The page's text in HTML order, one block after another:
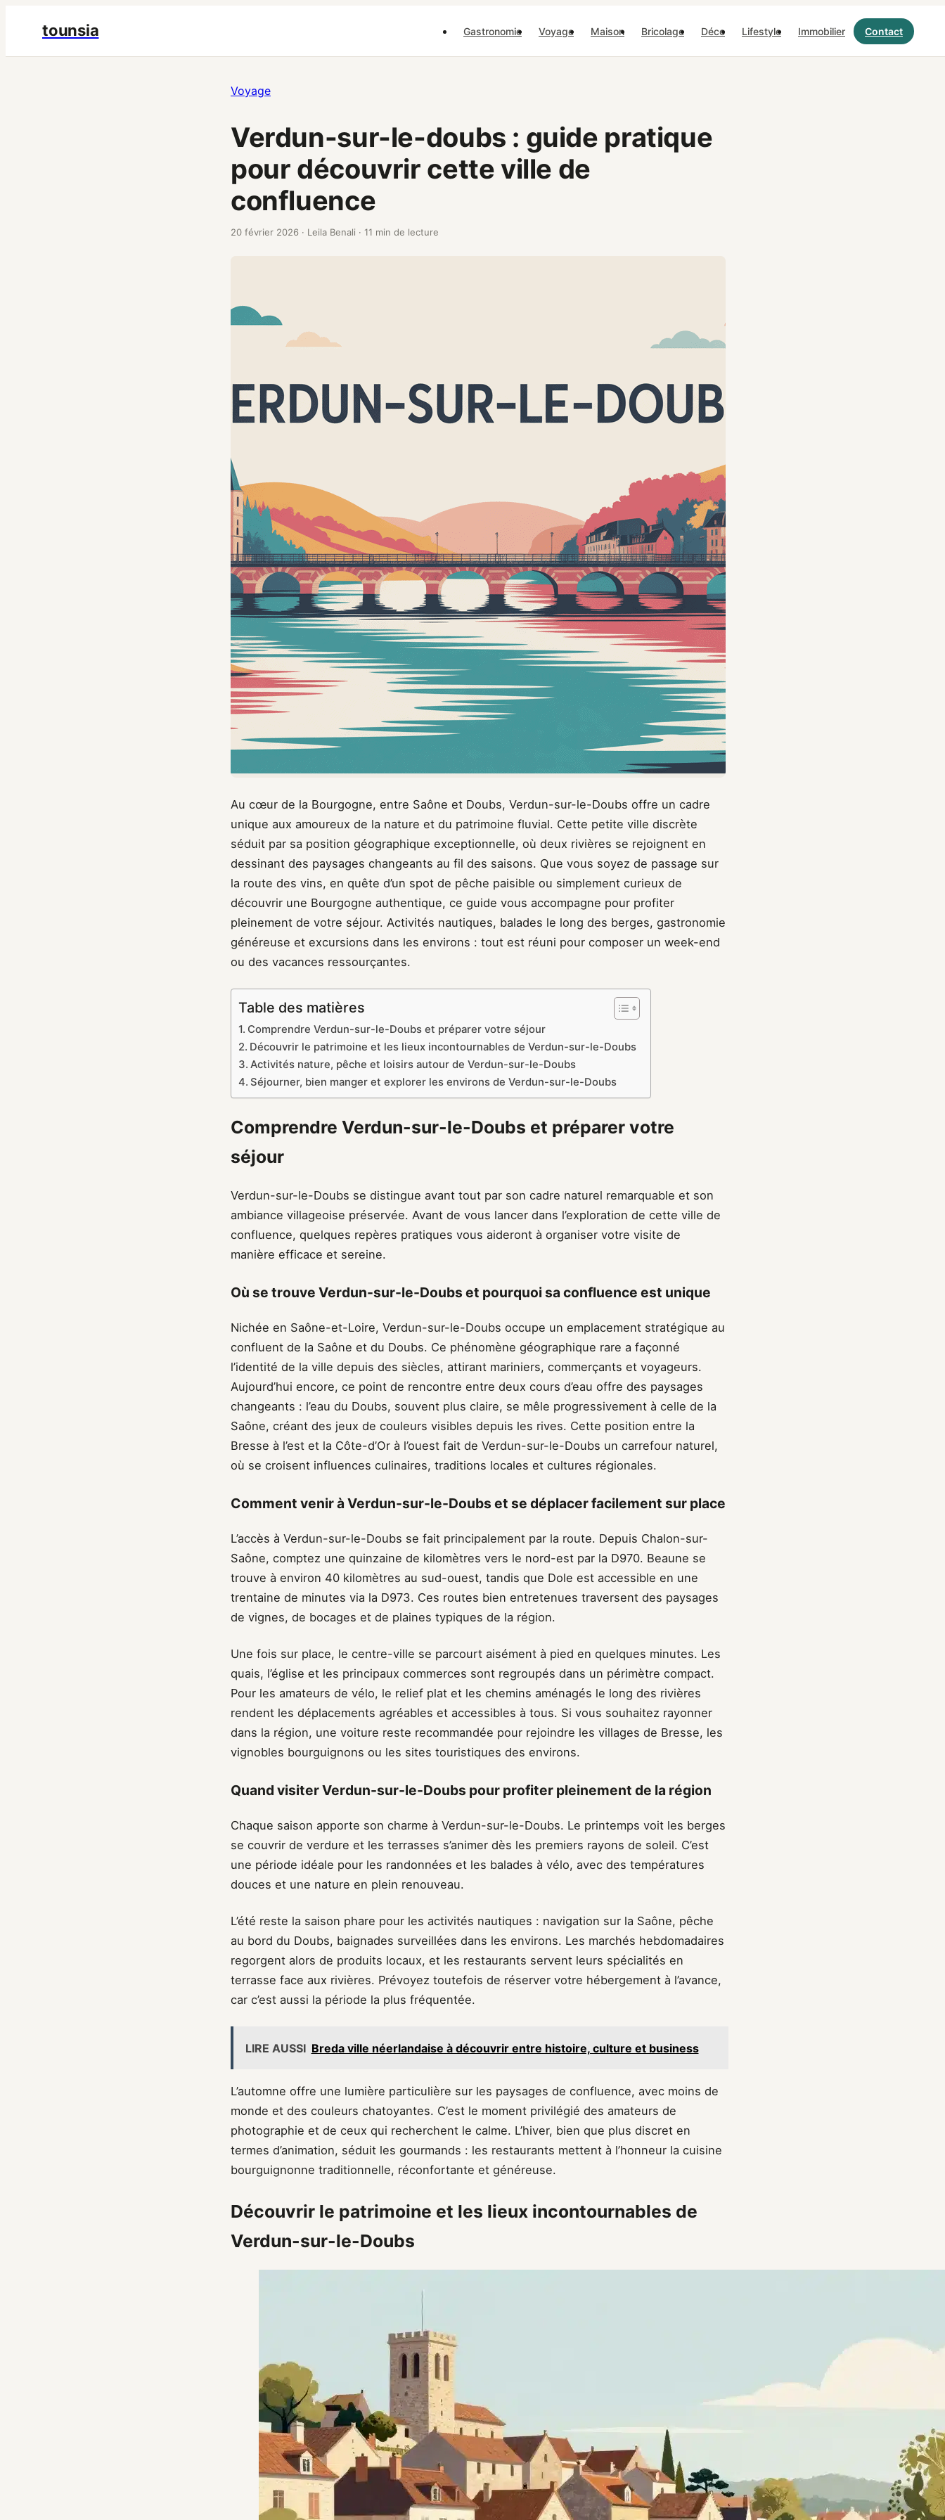
tounsia Gastronomie Voyage Maison Bricolage Déco Lifestyle Immobilier Contact
Voyage
Verdun-sur-le-doubs : guide pratique
pour découvrir cette ville de
confluence
20 février 2026 · Leila Benali · 11 min de lecture
Au cœur de la Bourgogne, entre Saône et Doubs, Verdun-sur-le-Doubs offre un cadre
unique aux amoureux de la nature et du patrimoine fluvial. Cette petite ville discrète
séduit par sa position géographique exceptionnelle, où deux rivières se rejoignent en
dessinant des paysages changeants au fil des saisons. Que vous soyez de passage sur
la route des vins, en quête d’un spot de pêche paisible ou simplement curieux de
découvrir une Bourgogne authentique, ce guide vous accompagne pour profiter
pleinement de votre séjour. Activités nautiques, balades le long des berges, gastronomie
généreuse et excursions dans les environs : tout est réuni pour composer un week-end
ou des vacances ressourçantes.
Table des matières
Comprendre Verdun-sur-le-Doubs et préparer votre séjour
Découvrir le patrimoine et les lieux incontournables de Verdun-sur-le-Doubs
Activités nature, pêche et loisirs autour de Verdun-sur-le-Doubs
Séjourner, bien manger et explorer les environs de Verdun-sur-le-Doubs
Comprendre Verdun-sur-le-Doubs et préparer votre
séjour
Verdun-sur-le-Doubs se distingue avant tout par son cadre naturel remarquable et son
ambiance villageoise préservée. Avant de vous lancer dans l’exploration de cette ville de
confluence, quelques repères pratiques vous aideront à organiser votre visite de
manière efficace et sereine.
Où se trouve Verdun-sur-le-Doubs et pourquoi sa confluence est unique
Nichée en Saône-et-Loire, Verdun-sur-le-Doubs occupe un emplacement stratégique au
confluent de la Saône et du Doubs. Ce phénomène géographique rare a façonné
l’identité de la ville depuis des siècles, attirant mariniers, commerçants et voyageurs.
Aujourd’hui encore, ce point de rencontre entre deux cours d’eau offre des paysages
changeants : l’eau du Doubs, souvent plus claire, se mêle progressivement à celle de la
Saône, créant des jeux de couleurs visibles depuis les rives. Cette position entre la
Bresse à l’est et la Côte-d’Or à l’ouest fait de Verdun-sur-le-Doubs un carrefour naturel,
où se croisent influences culinaires, traditions locales et cultures régionales.
Comment venir à Verdun-sur-le-Doubs et se déplacer facilement sur place
L’accès à Verdun-sur-le-Doubs se fait principalement par la route. Depuis Chalon-sur-
Saône, comptez une quinzaine de kilomètres vers le nord-est par la D970. Beaune se
trouve à environ 40 kilomètres au sud-ouest, tandis que Dole est accessible en une
trentaine de minutes via la D973. Ces routes bien entretenues traversent des paysages
de vignes, de bocages et de plaines typiques de la région.
Une fois sur place, le centre-ville se parcourt aisément à pied en quelques minutes. Les
quais, l’église et les principaux commerces sont regroupés dans un périmètre compact.
Pour les amateurs de vélo, le relief plat et les chemins aménagés le long des rivières
rendent les déplacements agréables et accessibles à tous. Si vous souhaitez rayonner
dans la région, une voiture reste recommandée pour rejoindre les villages de Bresse, les
vignobles bourguignons ou les sites touristiques des environs.
Quand visiter Verdun-sur-le-Doubs pour profiter pleinement de la région
Chaque saison apporte son charme à Verdun-sur-le-Doubs. Le printemps voit les berges
se couvrir de verdure et les terrasses s’animer dès les premiers rayons de soleil. C’est
une période idéale pour les randonnées et les balades à vélo, avec des températures
douces et une nature en plein renouveau.
L’été reste la saison phare pour les activités nautiques : navigation sur la Saône, pêche
au bord du Doubs, baignades surveillées dans les environs. Les marchés hebdomadaires
regorgent alors de produits locaux, et les restaurants servent leurs spécialités en
terrasse face aux rivières. Prévoyez toutefois de réserver votre hébergement à l’avance,
car c’est aussi la période la plus fréquentée.
LIRE AUSSI Breda ville néerlandaise à découvrir entre histoire, culture et business
L’automne offre une lumière particulière sur les paysages de confluence, avec moins de
monde et des couleurs chatoyantes. C’est le moment privilégié des amateurs de
photographie et de ceux qui recherchent le calme. L’hiver, bien que plus discret en
termes d’animation, séduit les gourmands : les restaurants mettent à l’honneur la cuisine
bourguignonne traditionnelle, réconfortante et généreuse.
Découvrir le patrimoine et les lieux incontournables de
Verdun-sur-le-Doubs